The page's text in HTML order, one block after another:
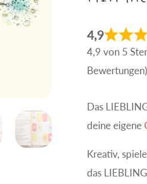
4,9
4,9 von 5
Bewertungen)
Das
deine eigene
Kreativ,
das